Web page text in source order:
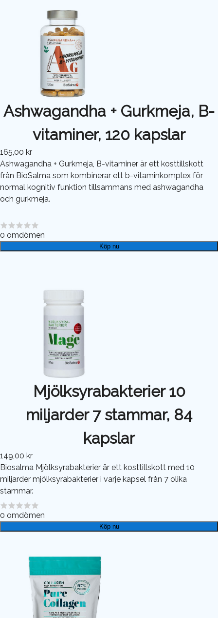
Ashwagandha + Gurkmeja, B-
vitaminer, 120 kapslar
165,00 kr
Ashwagandha + Gurkmeja, B-vitaminer är ett kosttillskott
från BioSalma som kombinerar ett b-vitaminkomplex för
normal kognitiv funktion tillsammans med ashwagandha
och gurkmeja.
0 omdömen
Köp nu
Mjölksyrabakterier 10
miljarder 7 stammar, 84
kapslar
149,00 kr
Biosalma Mjölksyrabakterier är ett kosttillskott med 10
miljarder mjölksyrabakterier i varje kapsel från 7 olika
stammar.
0 omdömen
Köp nu